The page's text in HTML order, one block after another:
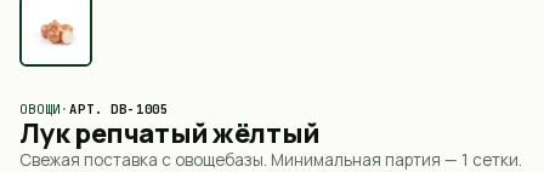
ОВОЩИ ·АРТ.DB-1005
Лук репчатый жёлтый
Свежая поставка с овощебазы. Минимальная партия — 1 сетки.